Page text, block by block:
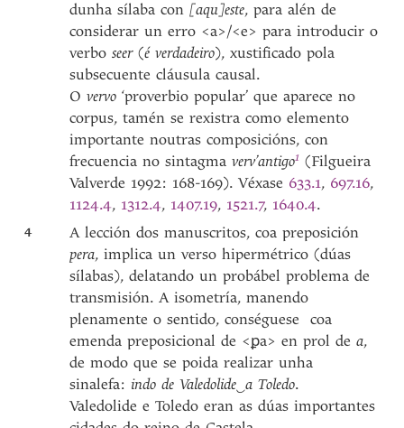
dunha sílaba con[aqu]este, para alén de
considerar un erro <a>/<e> para introducir o
verboseer(é verdadeiro), xustificado pola
subsecuente cláusula causal.
Overvo‘proverbio popular’ que aparece no
corpus, tamén se rexistra como elemento
importante noutras composicións, con
frecuencia no sintagmaverv’antigo1 (Filgueira
Valverde 1992: 168-169). Véxase 633.1, 697.16,
1124.4, 1312.4, 1407.19, 1521.7, 1640.4.
4
A lección dos manuscritos, coa preposición
pera, implica un verso hipermétrico (dúas
sílabas), delatando un probábel problema de
transmisión. A isometría, manendo
plenamente o sentido, conséguese coa
emenda preposicional de <ꝑa> en prol dea,
de modo que se poida realizar unha
sinalefa: indo de Valedolide‿a Toledo.
Valedolide e Toledo eran as dúas importantes